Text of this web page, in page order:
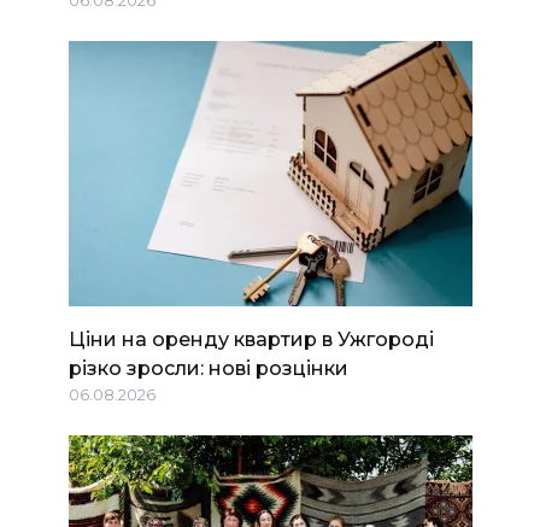
Ціни на оренду квартир в Ужгороді
різко зросли: нові розцінки
06.08.2026